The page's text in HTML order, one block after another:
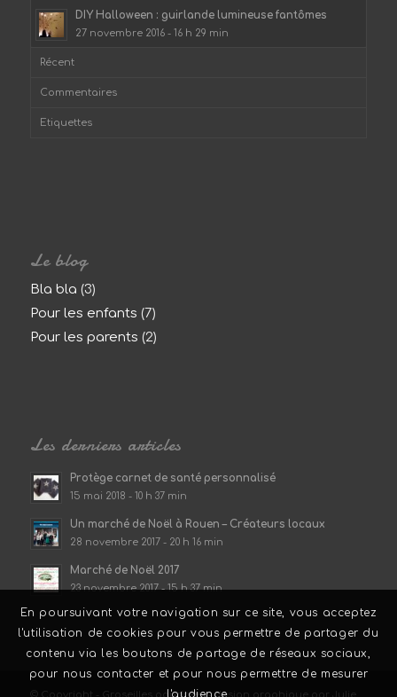
DIY Halloween : guirlande lumineuse fantômes
27 novembre 2016 - 16 h 29 min
Récent
Commentaires
Etiquettes
Le blog
Bla bla (3)
Pour les enfants (7)
Pour les parents (2)
Les derniers articles
Protège carnet de santé personnalisé
15 mai 2018 - 10 h 37 min
Un marché de Noël à Rouen – Créateurs locaux
28 novembre 2017 - 20 h 16 min
Marché de Noël 2017
23 novembre 2017 - 15 h 37 min
En poursuivant votre navigation sur ce site, vous acceptez
l'utilisation de cookies pour vous permettre de partager du
contenu via les boutons de partage de réseaux sociaux,
pour nous contacter et pour nous permettre de mesurer